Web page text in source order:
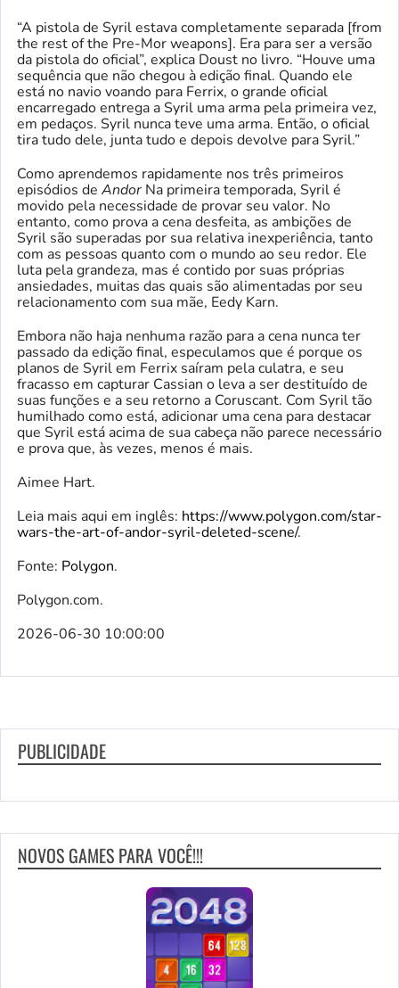
“A pistola de Syril estava completamente separada [from
the rest of the Pre-Mor weapons]. Era para ser a versão
da pistola do oficial”, explica Doust no livro. “Houve uma
sequência que não chegou à edição final. Quando ele
está no navio voando para Ferrix, o grande oficial
encarregado entrega a Syril uma arma pela primeira vez,
em pedaços. Syril nunca teve uma arma. Então, o oficial
tira tudo dele, junta tudo e depois devolve para Syril.”
Como aprendemos rapidamente nos três primeiros
episódios de Andor Na primeira temporada, Syril é
movido pela necessidade de provar seu valor. No
entanto, como prova a cena desfeita, as ambições de
Syril são superadas por sua relativa inexperiência, tanto
com as pessoas quanto com o mundo ao seu redor. Ele
luta pela grandeza, mas é contido por suas próprias
ansiedades, muitas das quais são alimentadas por seu
relacionamento com sua mãe, Eedy Karn.
Embora não haja nenhuma razão para a cena nunca ter
passado da edição final, especulamos que é porque os
planos de Syril em Ferrix saíram pela culatra, e seu
fracasso em capturar Cassian o leva a ser destituído de
suas funções e a seu retorno a Coruscant. Com Syril tão
humilhado como está, adicionar uma cena para destacar
que Syril está acima de sua cabeça não parece necessário
e prova que, às vezes, menos é mais.
Aimee Hart.
Leia mais aqui em inglês: https://www.polygon.com/star-
wars-the-art-of-andor-syril-deleted-scene/.
Fonte: Polygon.
Polygon.com.
2026-06-30 10:00:00
PUBLICIDADE
NOVOS GAMES PARA VOCÊ!!!